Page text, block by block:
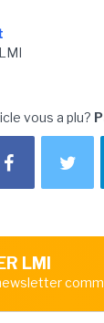
vous a plu?
LMI